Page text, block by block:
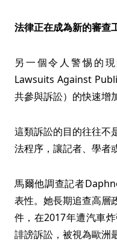
法律正在成為新的審查
另一個令人警惕的
Lawsuits Against
共參與訴訟）的快速增加
這類訴訟的目的往往不
法程序，讓記者、學者
馬爾他調查記者
表性。她長期追查高層
件，在2017年遭汽車
誹謗訴訟，被視為歐洲